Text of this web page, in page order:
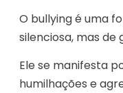
O bullying é uma
silenciosa, mas
Ele se manifesta
humilhações e